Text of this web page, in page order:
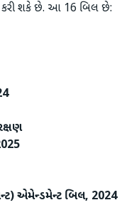
શકે છે. આ 16 બિલ છે:
એમેન્ડમેન્ટ બિલ, 2024